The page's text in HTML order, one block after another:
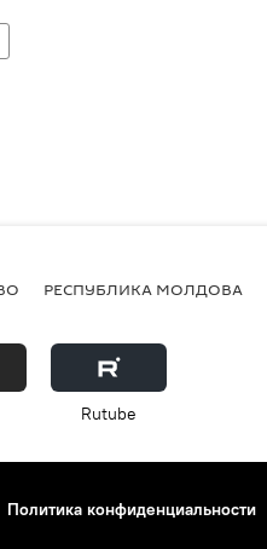
РЕСПУБЛИКА МОЛДОВА
Rutube
Политика конфиденциальности